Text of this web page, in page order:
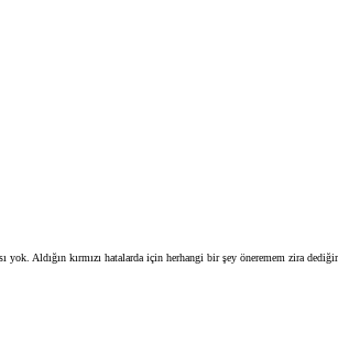
Aldığın kırmızı hatalarda için herhangi bir şey öneremem zira